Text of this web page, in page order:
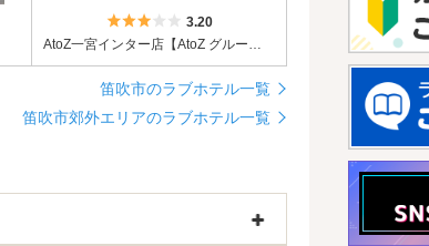
5つ星のうち3
3.20
AtoZ一宮インター店【AtoZ グループ】
笛吹市のラブホテル一覧
笛吹市郊外エリアのラブホテル一覧